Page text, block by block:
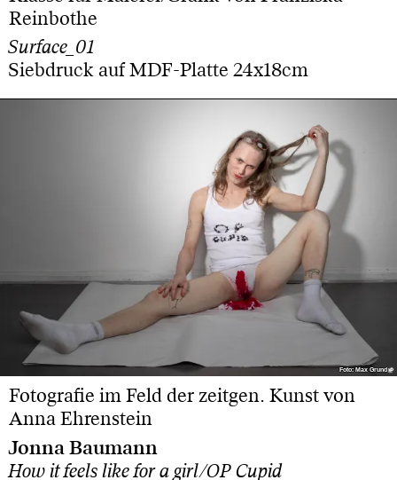
Reinbothe
Surface_01
Siebdruck auf MDF-Platte 24x18cm
Foto: Max Grund
Foto: Max Grund
Fotografie im Feld der zeitgen. Kunst von
Anna Ehrenstein
Jonna Baumann
How it feels like for a girl/OP Cupid